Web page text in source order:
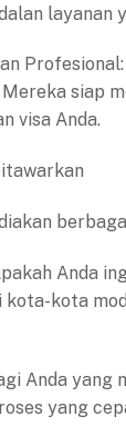
layanan
Mereka siap
visa Anda.
Anda
kota
Anda
yang